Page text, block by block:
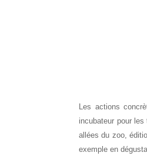
Les actions
incubateur pour
allées du zoo,
exemple en